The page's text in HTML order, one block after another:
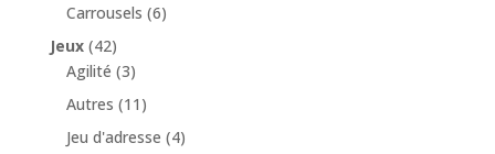
Carrousels (6)
Jeux (42)
Agilité (3)
Autres (11)
Jeu d'adresse (4)